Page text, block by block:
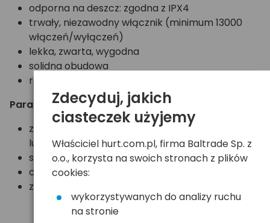
odporna na deszcz: zgodna z IPX4
trwały, niezawodny włącznik (minimum 13000
włączeń/wyłączeń)
lekka, zwarta, wygodna
solidna obudowa
regulowana opaska elastyczna
Parametry techniczne:
zasilanie: akumulator Petzl Core (w komplecie)
lub 3 baterie R03 / AAA
stopień ochrony: IP X4 (wodoodporna)
ciężar: 88g z akumulatorem
zgodna z wymogami CE
Zdecyduj, jakich
ciasteczek użyjemy
Właściciel hurt.com.pl, firma Baltrade Sp. z
o.o., korzysta na swoich stronach z plików
cookies:
wykorzystywanych do analizy ruchu
na stronie